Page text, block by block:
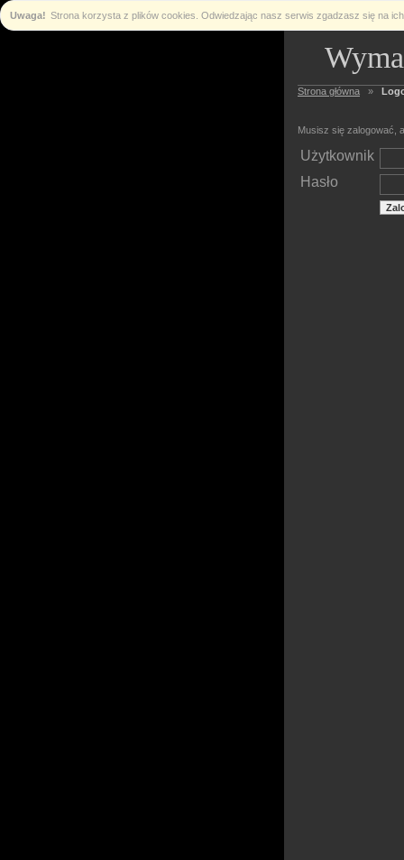
Uwaga! Strona korzysta z plików cookies. Odwiedzając nasz serwis zgadzasz się na
Strona główna »
Musisz się zalogować,
Użytkownik
Hasło